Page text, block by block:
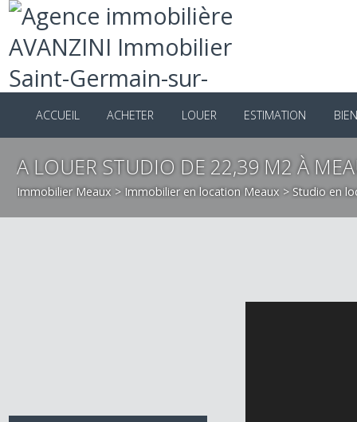
ACCUEIL ACHETER LOUER ESTIMATION
A LOUER STUDIO DE 22,39 M2 À
Immobilier Meaux >Immobilier en location Meaux >Studio